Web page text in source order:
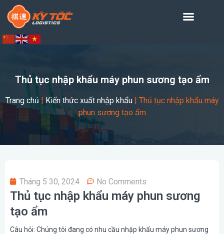
Thủ tục nhập khẩu máy phun sương tạo ẩm
Trang chủ|Kiến thức xuất nhập khẩu| Thủ tục nhập khẩu máy
phun sương tạo ẩm
Tháng 5 30, 2024 No Comments
Thủ tục nhập khẩu máy phun sương
tạo ẩm
Câu hỏi: Chúng tôi đang có nhu cầu nhập khẩu máy phun sương